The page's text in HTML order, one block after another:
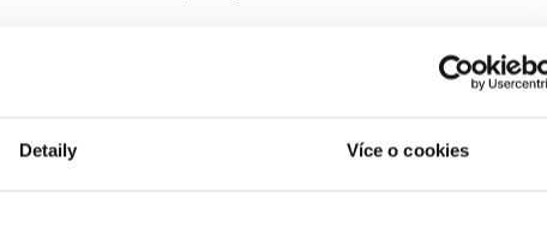
Detaily Více o cookies